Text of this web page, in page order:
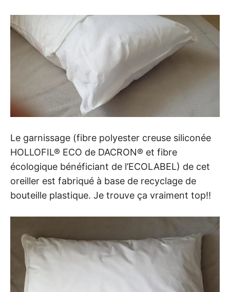
Le garnissage (fibre polyester creuse siliconée
HOLLOFIL® ECO de DACRON® et fibre
écologique bénéficiant de l’ECOLABEL) de cet
oreiller est fabriqué à base de recyclage de
bouteille plastique. Je trouve ça vraiment top!!